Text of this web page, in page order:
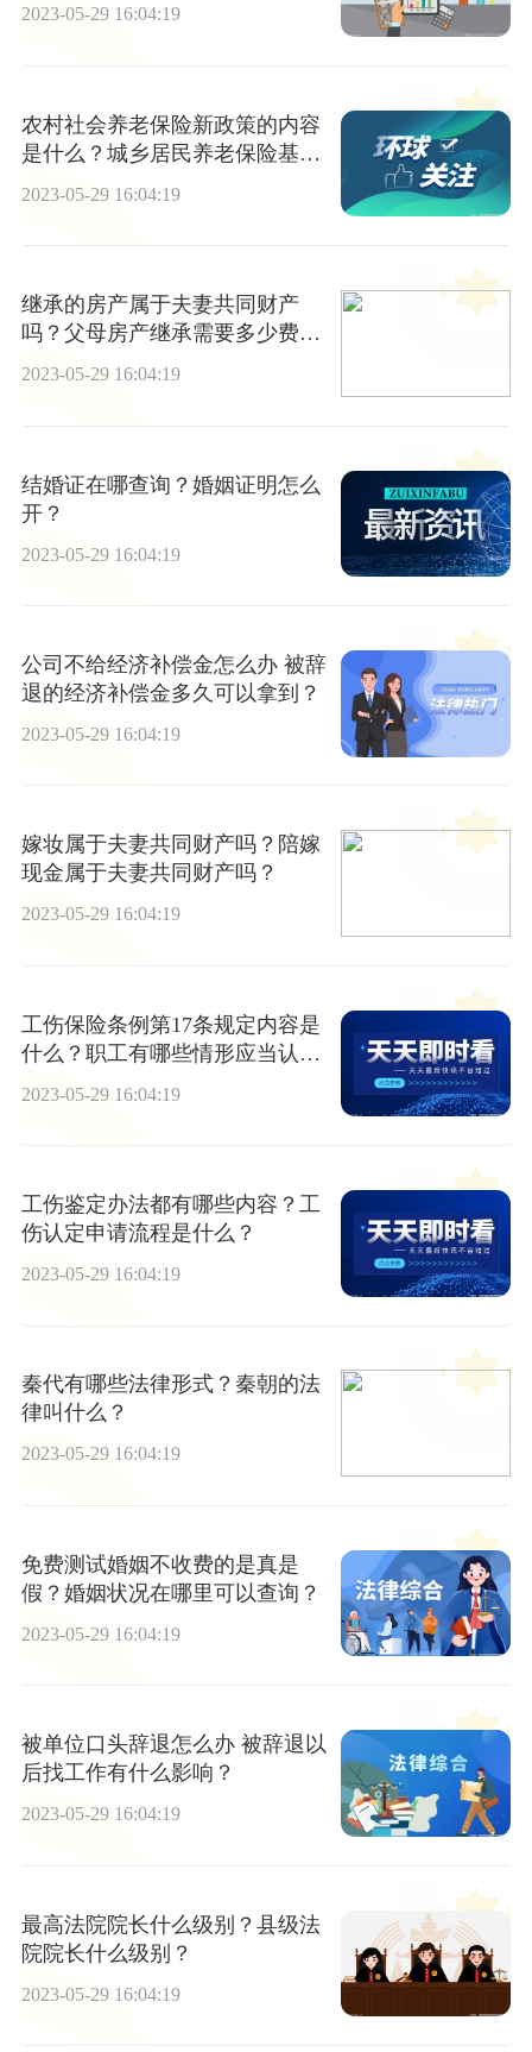
2023-05-29 16:04:19
农村社会养老保险新政策的内容
是什么？城乡居民养老保险基金
2023-05-29 16:04:19
继承的房产属于夫妻共同财产
吗？父母房产继承需要多少费
用？
2023-05-29 16:04:19
结婚证在哪查询？婚姻证明怎么
开？
2023-05-29 16:04:19
公司不给经济补偿金怎么办 被辞
退的经济补偿金多久可以拿到？
2023-05-29 16:04:19
嫁妆属于夫妻共同财产吗？陪嫁
现金属于夫妻共同财产吗？
2023-05-29 16:04:19
工伤保险条例第17条规定内容是
什么？职工有哪些情形应当认定
2023-05-29 16:04:19
工伤鉴定办法都有哪些内容？工
伤认定申请流程是什么？
2023-05-29 16:04:19
秦代有哪些法律形式？秦朝的法
律叫什么？
2023-05-29 16:04:19
免费测试婚姻不收费的是真是
假？婚姻状况在哪里可以查询？
2023-05-29 16:04:19
被单位口头辞退怎么办 被辞退以
后找工作有什么影响？
2023-05-29 16:04:19
最高法院院长什么级别？县级法
院院长什么级别？
2023-05-29 16:04:19